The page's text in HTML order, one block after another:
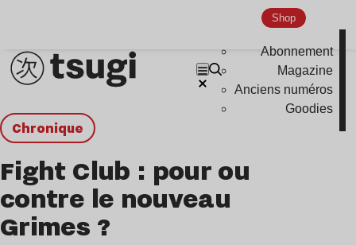
Shop
Abonnement
Magazine
Anciens numéros
Goodies
chronique
Fight Club : pour ou
contre le nouveau
Grimes ?